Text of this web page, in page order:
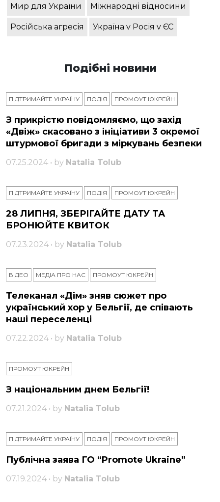
Мир для України Міжнародні відносини
Російська агресія Україна v Росія v ЄС
Подібні новини
ПІДТРИМАЙТЕ УКРАЇНУ ПОДІЯ ПРОМОУТ ЮКРЕЙН
З прикрістю повідомляємо, що захід
«Двіж» скасовано з ініціативи 3 окремої
штурмової бригади з міркувань безпеки
07.25.2024 • by Natalia Tolub
ПІДТРИМАЙТЕ УКРАЇНУ ПОДІЯ ПРОМОУТ ЮКРЕЙН
28 ЛИПНЯ, ЗБЕРІГАЙТЕ ДАТУ ТА
БРОНЮЙТЕ КВИТОК
07.23.2024 • by Natalia Tolub
ВІДЕО МЕДІА ПРО НАС ПРОМОУТ ЮКРЕЙН
Телеканал «Дім» зняв сюжет про
український хор у Бельгії, де співають
наші переселенці
07.22.2024 • by Natalia Tolub
ПРОМОУТ ЮКРЕЙН
З національним днем ​​Бельгії!
07.21.2024 • by Natalia Tolub
ПІДТРИМАЙТЕ УКРАЇНУ ПОДІЯ ПРОМОУТ ЮКРЕЙН
Публічна заява ГО “Promote Ukraine”
07.19.2024 • by Natalia Tolub